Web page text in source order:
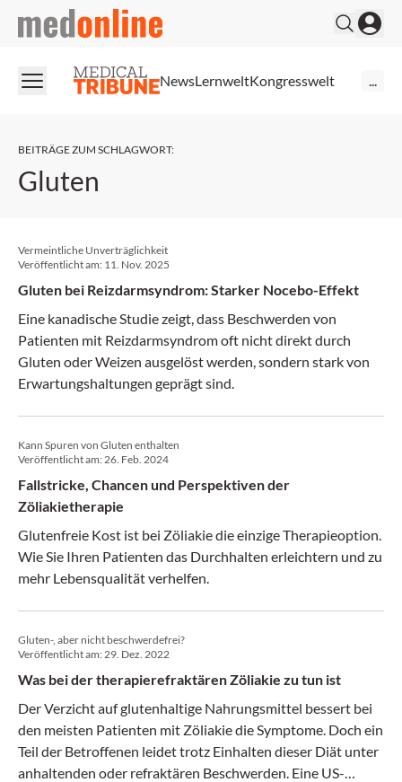
medonline
NewsLernweltKongresswelt
BEITRÄGE ZUM SCHLAGWORT:
Gluten
Vermeintliche Unverträglichkeit
Veröffentlicht am: 11. Nov. 2025
Gluten bei Reizdarmsyndrom: Starker Nocebo-Effekt
Eine kanadische Studie zeigt, dass Beschwerden von
Patienten mit Reizdarmsyndrom oft nicht direkt durch
Gluten oder Weizen ausgelöst werden, sondern stark von
Erwartungshaltungen geprägt sind.
Kann Spuren von Gluten enthalten
Veröffentlicht am:26. Feb. 2024
Fallstricke, Chancen und Perspektiven der
Zöliakietherapie
Glutenfreie Kost ist bei Zöliakie die einzige Therapieoption.
Wie Sie Ihren Patienten das Durchhalten erleichtern und zu
mehr Lebensqualität verhelfen.
Gluten-, aber nicht beschwerdefrei?
Veröffentlicht am:29. Dez. 2022
Was bei der therapierefraktären Zöliakie zu tun ist
Der Verzicht auf glutenhaltige Nahrungsmittel bessert bei
den meisten Patienten mit Zöliakie die Symptome. Doch ein
Teil der Betroffenen leidet trotz Einhalten dieser Diät unter
anhaltenden oder refraktären Beschwerden. Eine US-